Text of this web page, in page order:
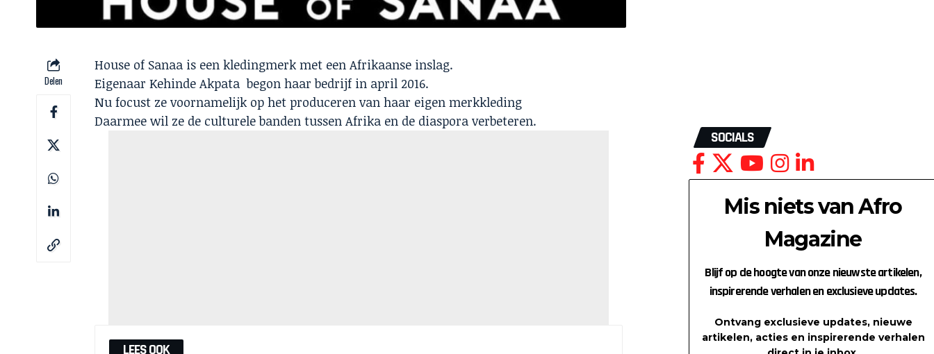
Delen
House of Sanaa is een kledingmerk met een Afrikaanse inslag.
Eigenaar Kehinde Akpata begon haar bedrijf in april 2016.
Nu focust ze voornamelijk op het produceren van haar eigen merkkleding
Daarmee wil ze de culturele banden tussen Afrika en de diaspora verbeteren.
LEES OOK
SOCIALS
Mis niets van Afro
Magazine
Blijf op de hoogte van onze nieuwste artikelen,
inspirerende verhalen en exclusieve updates.
Ontvang exclusieve updates, nieuwe
artikelen, acties en inspirerende verhalen